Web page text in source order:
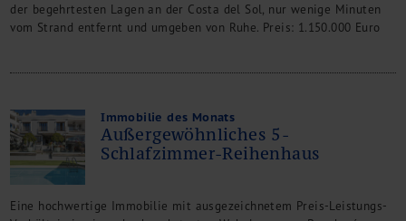
der begehrtesten Lagen an der Costa del Sol, nur wenige Minuten
vom Strand entfernt und umgeben von Ruhe. Preis: 1.150.000 Euro
Immobilie des Monats
Außergewöhnliches 5-
Schlafzimmer-Reihenhaus
Eine hochwertige Immobilie mit ausgezeichnetem Preis-Leistungs-